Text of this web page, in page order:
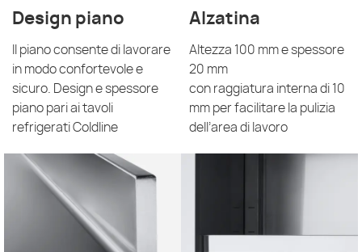
Design piano
Il piano consente di lavorare
in modo confortevole e
sicuro. Design e spessore
piano pari ai tavoli
refrigerati Coldline
Alzatina
Altezza 100 mm e spessore
20 mm
con raggiatura interna di 10
mm per facilitare la pulizia
dell’area di lavoro